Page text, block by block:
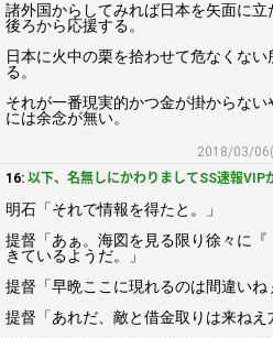
諸外国からしてみれば日本を矢面に
後ろから応援する。
日本に火中の栗を拾わせて危なくな
る。
それが一番現実的かつ金が掛からな
には余念が無い。
2018/03/
16: 以下、名無しにかわりましてSS速報VIP
明石「それで情報を得たと。」
提督「あぁ。海図を見る限り徐々に
きているようだ。」
提督「早晩ここに現れるのは間違いね
提督「あれだ、敵と借金取りは来ねえ